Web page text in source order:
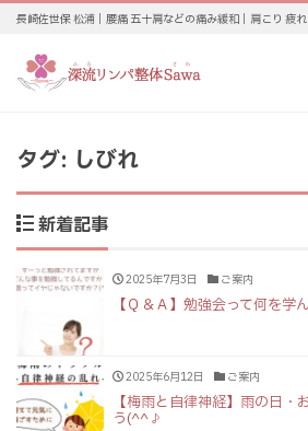
長崎佐世保 松浦｜腰痛 五十肩などの痛み緩和｜肩こり 疲
タグ: しびれ
新着記事
2025年7月3日 ご案内
【Ｑ＆Ａ】勉強会って何を学
2025年6月12日 ご案内
【梅雨と自律神経】雨の日・
う(^^♪